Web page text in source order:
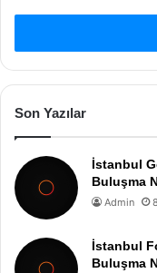
Son Yazılar
İstanbul
Buluşma
Admin
İstanbul
Buluşma